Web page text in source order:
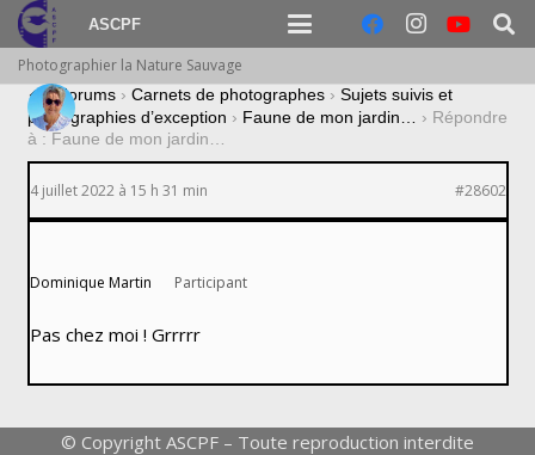
ASCPF
Photographier la Nature Sauvage
› Forums › Carnets de photographes › Sujets suivis et
photographies d’exception › Faune de mon jardin… › Répondre
à : Faune de mon jardin…
4 juillet 2022 à 15 h 31 min #28602
Dominique Martin Participant
Pas chez moi ! Grrrrr
© Copyright ASCPF – Toute reproduction interdite